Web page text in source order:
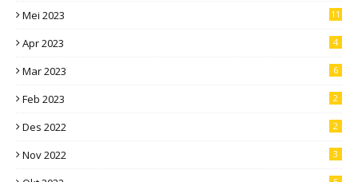
Mei 2023 11
Apr 2023 4
Mar 2023 6
Feb 2023 2
Des 2022 2
Nov 2022 3